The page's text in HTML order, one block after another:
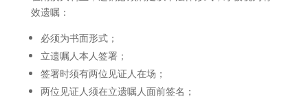
效遗嘱：
必须为书面形式；
立遗嘱人本人签署；
签署时须有两位见证人在场；
两位见证人须在立遗嘱人面前签名；